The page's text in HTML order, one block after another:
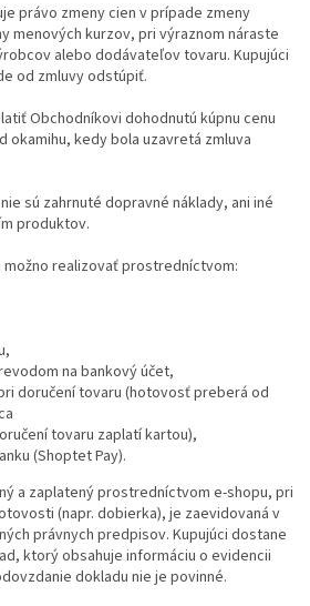
právo zmeny cien v prípade zmeny
menových kurzov, pri výraznom náraste
alebo dodávateľov tovaru. Kupujúci
od zmluvy odstúpiť.
Obchodníkovi dohodnutú kúpnu cenu
okamihu, kedy bola uzavretá zmluva
sú zahrnuté dopravné náklady, ani iné
produktov.
možno realizovať prostredníctvom:
na bankový účet,
doručení tovaru (hotovosť preberá od
tovaru zaplatí kartou),
(Shoptet Pay).
a zaplatený prostredníctvom e-shopu, pri
(napr. dobierka), je zaevidovaná v
právnych predpisov. Kupujúci dostane
ktorý obsahuje informáciu o evidencii
dokladu nie je povinné.